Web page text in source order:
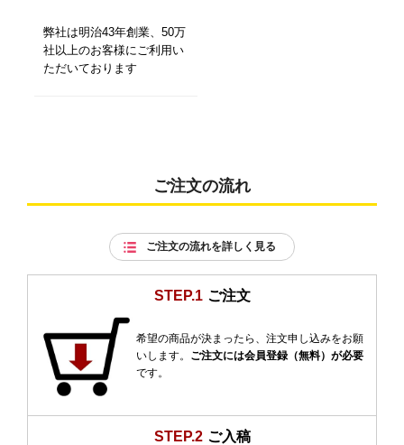
弊社は明治43年創業、50万
社以上のお客様にご利用い
ただいております
ご注文の流れ
ご注文の流れを詳しく見る
STEP.1 ご注文
希望の商品が決まったら、注文申し込みをお願
いします。 ご注文には会員登録（無料）が必要
です。
STEP.2 ご入稿